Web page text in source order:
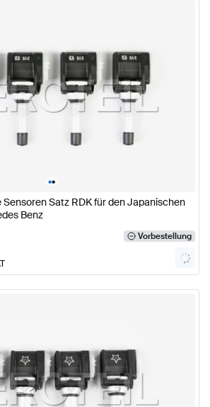
••
Satz RDK für den Japanischen
Benz
Vorbestellung